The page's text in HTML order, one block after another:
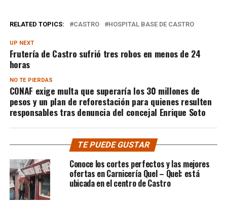
RELATED TOPICS: CASTRO HOSPITAL BASE DE CASTRO
UP NEXT
Frutería de Castro sufrió tres robos en menos de 24
horas
NO TE PIERDAS
CONAF exige multa que superaría los 30 millones de
pesos y un plan de reforestación para quienes resulten
responsables tras denuncia del concejal Enrique Soto
TE PUEDE GUSTAR
Conoce los cortes perfectos y las mejores
ofertas en Carnicería Quel – Quel: está
ubicada en el centro de Castro